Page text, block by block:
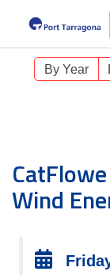
By Year
Wind